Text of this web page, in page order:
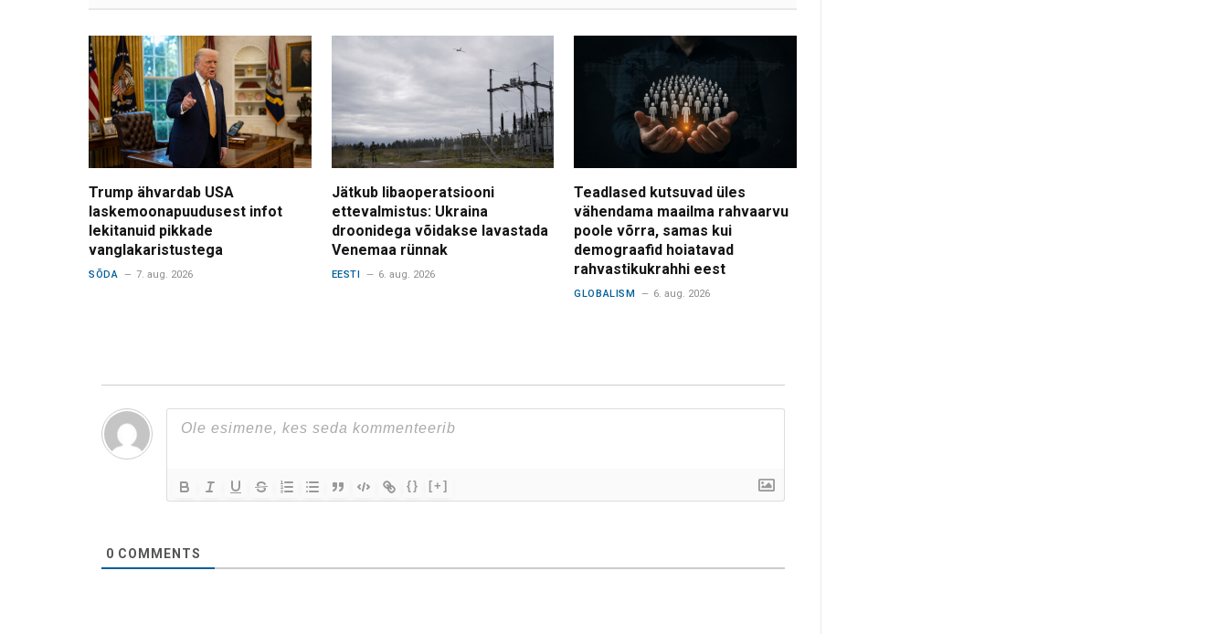
Trump ähvardab USA
laskemoonapuudusest infot
lekitanuid pikkade
vanglakaristustega
SÕDA 7. aug. 2026
Jätkub libaoperatsiooni
ettevalmistus: Ukraina
droonidega võidakse lavastada
Venemaa rünnak
EESTI 6. aug. 2026
Teadlased kutsuvad üles
vähendama maailma rahvaarvu
poole võrra, samas kui
demograafid hoiatavad
rahvastikukrahhi eest
GLOBALISM 6. aug. 2026
{} [+]
0 COMMENTS